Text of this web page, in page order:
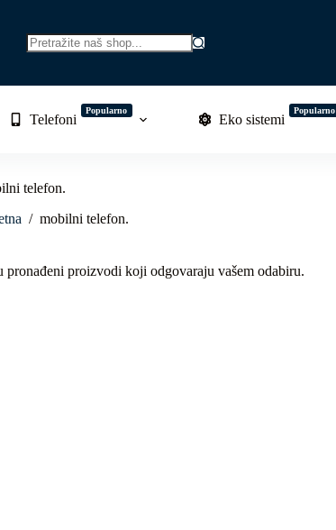
Telefoni
Popularno
Eko sistemi
Popularno
telefon.
/ mobilni telefon.
pronađeni proizvodi koji odgovaraju vašem odabiru.